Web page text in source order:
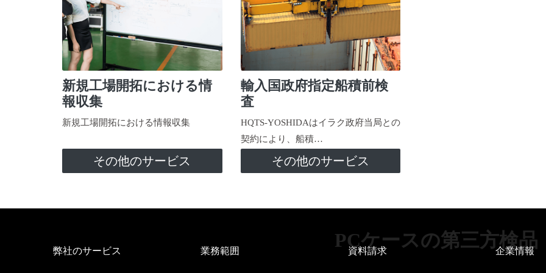
新規工場開拓における情
報収集
新規工場開拓における情報収集
その他のサービス
輸入国政府指定船積前検
査
HQTS-YOSHIDAはイラク政府当局との
契約により、船積…
その他のサービス
PCケースの第三方検品
弊社のサービス 業務範囲 資料請求 企業情報